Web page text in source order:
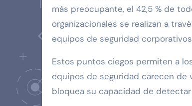
más preocupante, el 42,5 % de
organizacionales se realizan a
equipos de seguridad
Estos puntos ciegos permiten a
equipos de seguridad carecen
bloquea su capacidad de